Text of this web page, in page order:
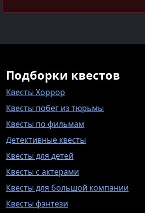
Подборки квестов
Квесты Хоррор
Квесты побег из тюрьмы
Квесты по фильмам
Детективные квесты
Квесты для детей
Квесты с актерами
Квесты для большой компании
Квесты фэнтези